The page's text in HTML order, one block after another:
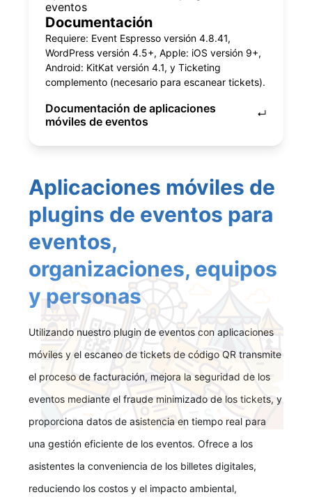
eventos
Documentación
Requiere: Event Espresso versión 4.8.41,
WordPress versión 4.5+, Apple: iOS versión 9+,
Android: KitKat versión 4.1, y Ticketing
complemento (necesario para escanear tickets).
Documentación de aplicaciones
móviles de eventos
↵
Aplicaciones móviles de
plugins de eventos para
eventos,
organizaciones, equipos
y personas
Utilizando nuestro plugin de eventos con aplicaciones
móviles y el escaneo de tickets de código QR transmite
el proceso de facturación, mejora la seguridad de los
eventos mediante el fraude minimizado de los tickets, y
proporciona datos de asistencia en tiempo real para
una gestión eficiente de los eventos. Ofrece a los
asistentes la conveniencia de los billetes digitales,
reduciendo los costos y el impacto ambiental,